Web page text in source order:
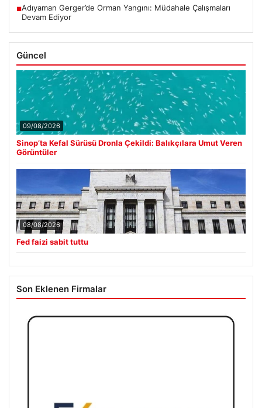
■Adıyaman Gerger’de Orman Yangını: Müdahale Çalışmaları
Devam Ediyor
Güncel
09/08/2026
Sinop’ta Kefal Sürüsü Dronla Çekildi: Balıkçılara Umut Veren
Görüntüler
08/08/2026
Fed faizi sabit tuttu
Son Eklenen Firmalar